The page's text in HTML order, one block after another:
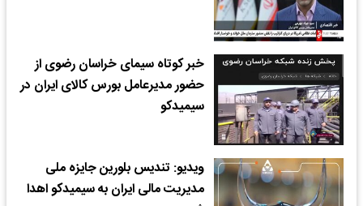
خبر کوتاه سیمای خراسان رضوی از
حضور مدیرعامل بورس کالای ایران در
سیمیدکو
ویدیو: تندیس بلورین جایزه ملی
مدیریت مالی ایران به سیمیدکو اهدا